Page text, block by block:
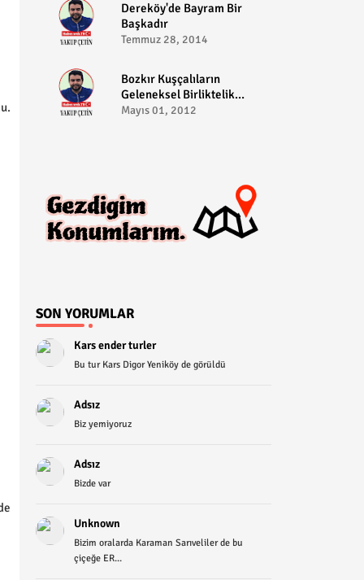
Dereköy'de Bayram Bir
Başkadır
Temmuz 28, 2014
Bozkır Kuşçalıların
Geleneksel Birliktelik
Pikniği
Mayıs 01, 2012
SON YORUMLAR
Kars ender turler
Bu tur Kars Digor Yeniköy de görüldü
Adsız
Biz yemiyoruz
Adsız
Bizde var
Unknown
Bizim oralarda Karaman Sarıveliler de bu
çiçeğe ER...